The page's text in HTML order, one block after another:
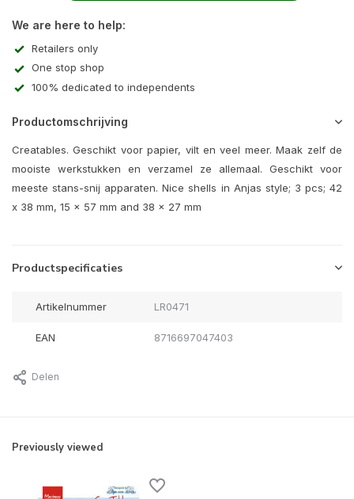
We are here to help:
Retailers only
One stop shop
100% dedicated to independents
Productomschrijving
Creatables. Geschikt voor papier, vilt en veel meer. Maak zelf de
mooiste werkstukken en verzamel ze allemaal. Geschikt voor
meeste stans-snij apparaten. Nice shells in Anjas style; 3 pcs; 42
x 38 mm, 15 x 57 mm and 38 x 27 mm
Productspecificaties
Artikelnummer LR0471
EAN 8716697047403
Delen
Previously viewed